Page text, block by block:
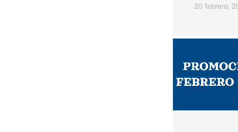
20 febrero,